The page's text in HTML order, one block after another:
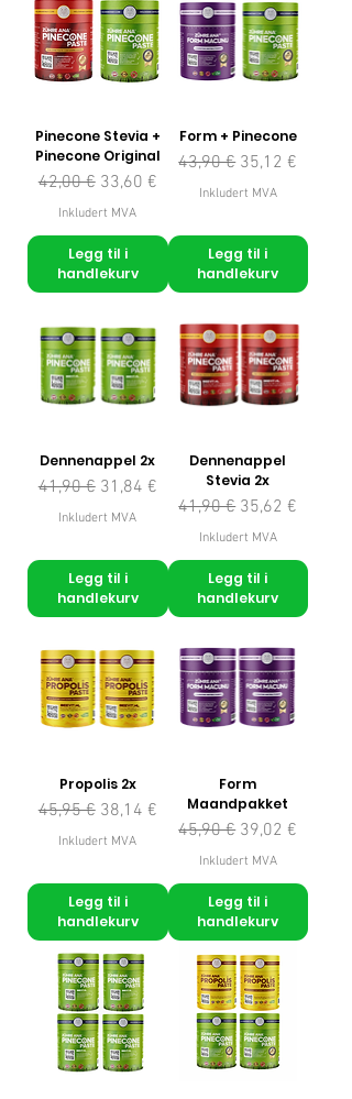
Pinecone Stevia +
Pinecone Original
Vanlig pris
42,00 € Salgspris
33,60 €
Inkludert MVA
Legg til i
handlekurv
Form + Pinecone
Vanlig pris
43,90 € Salgspris
35,12 €
Inkludert MVA
Legg til i
handlekurv
Dennenappel 2x
Vanlig pris
41,90 € Salgspris
31,84 €
Inkludert MVA
Legg til i
handlekurv
Dennenappel
Stevia 2x
Vanlig pris
41,90 € Salgspris
35,62 €
Inkludert MVA
Legg til i
handlekurv
Propolis 2x
Vanlig pris
45,95 € Salgspris
38,14 €
Inkludert MVA
Legg til i
handlekurv
Form
Maandpakket
Vanlig pris
45,90 € Salgspris
39,02 €
Inkludert MVA
Legg til i
handlekurv